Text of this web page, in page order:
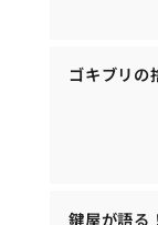
ゴキブリの
鍵屋が語る